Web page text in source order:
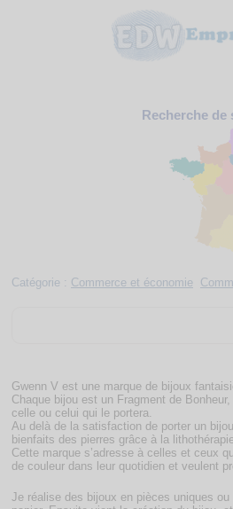
Recherche de
Catégorie : Commerce et économie
Gwenn V est une marque de bijoux
Chaque bijou est un Fragment de
celle ou celui qui le portera.
Au delà de la satisfaction de porter un
bienfaits des pierres grâce à la
Cette marque s’adresse à celles et ceux
de couleur dans leur quotidien et veulent
Je réalise des bijoux en pièces uniques